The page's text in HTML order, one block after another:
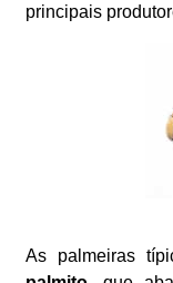
principais
As palmeiras